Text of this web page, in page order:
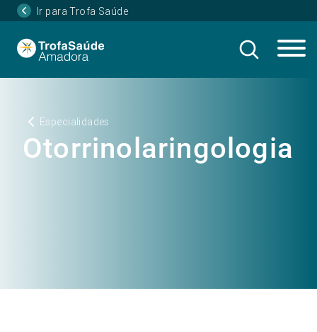
Ir para Trofa Saúde
Especialidades
Otorrinolaringologia